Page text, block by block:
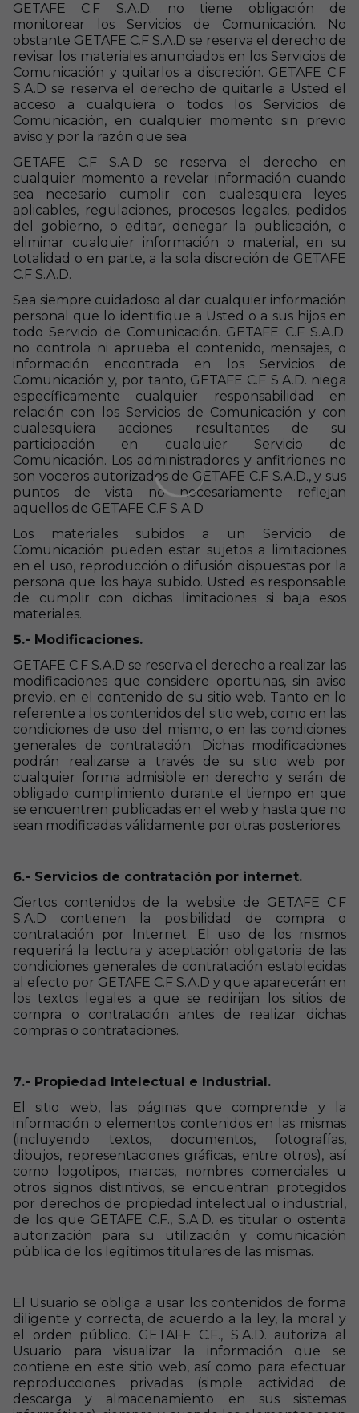
GETAFE C.F S.A.D. no tiene obligación de
monitorear los Servicios de Comunicación. No
obstante GETAFE C.F S.A.D se reserva el derecho de
revisar los materiales anunciados en los Servicios de
Comunicación y quitarlos a discreción. GETAFE C.F
S.A.D se reserva el derecho de quitarle a Usted el
acceso a cualquiera o todos los Servicios de
Comunicación, en cualquier momento sin previo
aviso y por la razón que sea.
GETAFE C.F S.A.D se reserva el derecho en
cualquier momento a revelar información cuando
sea necesario cumplir con cualesquiera leyes
aplicables, regulaciones, procesos legales, pedidos
del gobierno, o editar, denegar la publicación, o
eliminar cualquier información o material, en su
totalidad o en parte, a la sola discreción de GETAFE
C.F S.A.D.
Sea siempre cuidadoso al dar cualquier información
personal que lo identifique a Usted o a sus hijos en
todo Servicio de Comunicación. GETAFE C.F S.A.D.
no controla ni aprueba el contenido, mensajes, o
información encontrada en los Servicios de
Comunicación y, por tanto, GETAFE C.F S.A.D. niega
específicamente cualquier responsabilidad en
relación con los Servicios de Comunicación y con
cualesquiera acciones resultantes de su
participación en cualquier Servicio de
Comunicación. Los administradores y anfitriones no
son voceros autorizados de GETAFE C.F S.A.D., y sus
puntos de vista no necesariamente reflejan
aquellos de GETAFE C.F S.A.D
Los materiales subidos a un Servicio de
Comunicación pueden estar sujetos a limitaciones
en el uso, reproducción o difusión dispuestas por la
persona que los haya subido. Usted es responsable
de cumplir con dichas limitaciones si baja esos
materiales.
5.- Modificaciones.
GETAFE C.F S.A.D se reserva el derecho a realizar las
modificaciones que considere oportunas, sin aviso
previo, en el contenido de su sitio web. Tanto en lo
referente a los contenidos del sitio web, como en las
condiciones de uso del mismo, o en las condiciones
generales de contratación. Dichas modificaciones
podrán realizarse a través de su sitio web por
cualquier forma admisible en derecho y serán de
obligado cumplimiento durante el tiempo en que
se encuentren publicadas en el web y hasta que no
sean modificadas válidamente por otras posteriores.
6.- Servicios de contratación por internet.
Ciertos contenidos de la website de GETAFE C.F
S.A.D contienen la posibilidad de compra o
contratación por Internet. El uso de los mismos
requerirá la lectura y aceptación obligatoria de las
condiciones generales de contratación establecidas
al efecto por GETAFE C.F S.A.D y que aparecerán en
los textos legales a que se redirijan los sitios de
compra o contratación antes de realizar dichas
compras o contrataciones.
7.- Propiedad Intelectual e Industrial.
El sitio web, las páginas que comprende y la
información o elementos contenidos en las mismas
(incluyendo textos, documentos, fotografías,
dibujos, representaciones gráficas, entre otros), así
como logotipos, marcas, nombres comerciales u
otros signos distintivos, se encuentran protegidos
por derechos de propiedad intelectual o industrial,
de los que GETAFE C.F., S.A.D. es titular o ostenta
autorización para su utilización y comunicación
pública de los legítimos titulares de las mismas.
El Usuario se obliga a usar los contenidos de forma
diligente y correcta, de acuerdo a la ley, la moral y
el orden público. GETAFE C.F., S.A.D. autoriza al
Usuario para visualizar la información que se
contiene en este sitio web, así como para efectuar
reproducciones privadas (simple actividad de
descarga y almacenamiento en sus sistemas